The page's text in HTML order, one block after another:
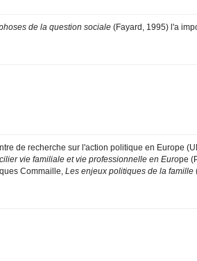
de la question sociale (Fayard, 1995) l'a
de recherche sur l'action politique en Europe
vie familiale et vie professionnelle en Europe
Commaille, Les enjeux politiques de la famille